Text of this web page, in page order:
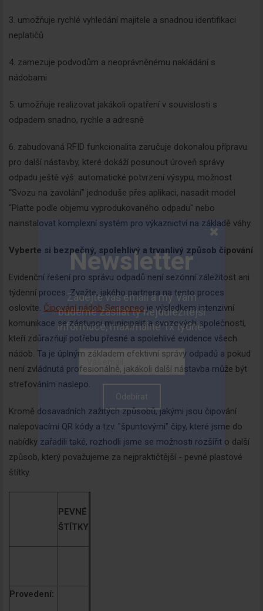
3. umožňuje rychlé vyhledání majitele a snadnou identifikaci
neplatičů
4. zamezuje podvodům a neoprávněnému nakládání s
nádobami
5. umožňuje realizovat jakákoli opatření v souvislosti s
odpadem snadno, rychle a adresně
6. zabudovaná RFID funkcionalita zaručuje dokonalou přípravu
pro další nástavby, které dokáží posunout úroveň správy
odpadu ještě výš: automatické potvrzení výsypu, možnost
“Svozu na zavolání” jednoduše přes aplikaci, nasadit model
“Plaťte podle objemu vyprodukovaného odpadu" nebo
nainstalovat komplexní systém pro výkaznictví na základě váhy.
Vyberte si bezpečný, spolehlivý a trvanlivý způsob čipování
Evidenční řešení pro správu odpadů není sezónní záležitost ani
týdenní proces. Zvažte, jakého partnera na tento proces
oslovíte. Čipování nádob Sensoneoje výsledkem intenzivní
komunikace se zástupci municipalit a svozových společností,
kteří zdůrazňují potřebu přesné a spolehlivé evidence všech
nádob. Ta je úplným základem efektivní správy odpadů a pokud
není zvládnutá profesionálně, jakákoli další nástavba může být
strefováním naslepo.
Kromě dosavadních zažitých způsobů, jakými jsou čipování
nalepovacími QR kódy a tzv. "špuntovými" čipy, které jsme do
nabídky zařadili také, rozhodli jsme se možnosti rozšířit o další
způsob, který považujeme za nejpraktičtější - pevné plastové
štítky.
PEVNÉ
ŠTÍTKY
Provedení: